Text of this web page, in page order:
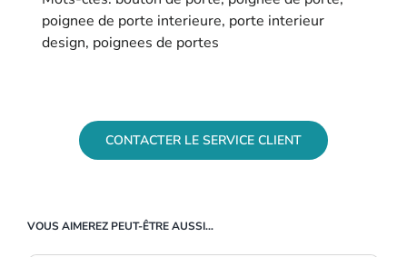
poignee de porte interieure, porte interieur
design, poignees de portes
CONTACTER LE SERVICE CLIENT
VOUS AIMEREZ PEUT-ÊTRE AUSSI…